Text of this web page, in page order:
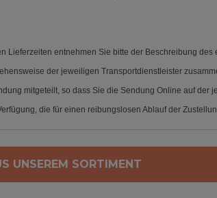
entnehmen Sie bitte der Beschreibung
der jeweiligen Transportdienstleister
mitgeteilt, so dass Sie die Sendung Online auf
die für einen reibungslosen Ablauf der
UNSEREM SORTIMENT